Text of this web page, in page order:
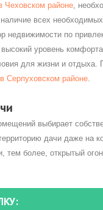
Чеховском районе,
всех
недвижимости по
уровень
для жизни и отдыха.
Серпуховском районе.
выбирает
дачи даже на
тем более, открытый